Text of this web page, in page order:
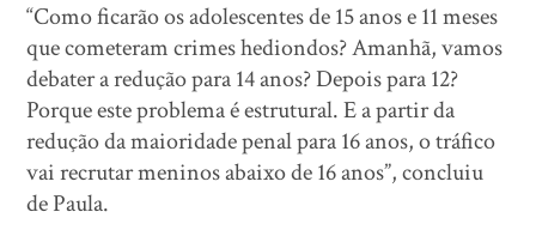
“Como ficarão os adolescentes de 15 anos e 11 meses
que cometeram crimes hediondos? Amanhã, vamos
debater a redução para 14 anos? Depois para 12?
Porque este problema é estrutural. E a partir da
redução da maioridade penal para 16 anos, o tráfico
vai recrutar meninos abaixo de 16 anos”, concluiu
de Paula.